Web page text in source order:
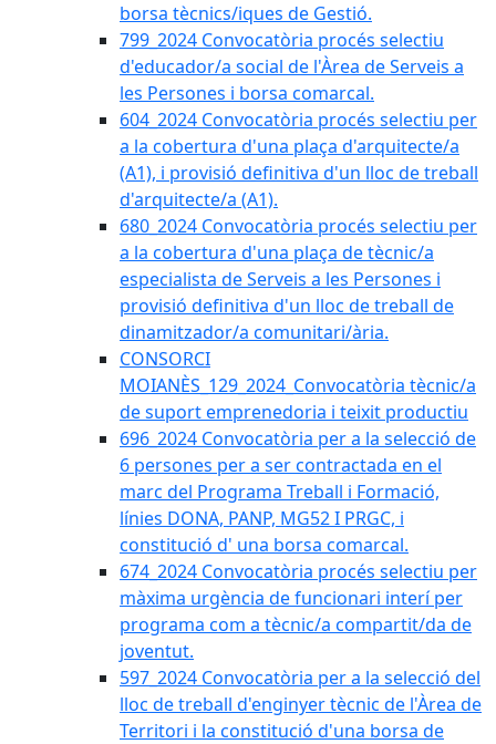
borsa tècnics/iques de Gestió.
799_2024 Convocatòria procés selectiu
d'educador/a social de l'Àrea de Serveis a
les Persones i borsa comarcal.
604_2024 Convocatòria procés selectiu per
a la cobertura d'una plaça d'arquitecte/a
(A1), i provisió definitiva d'un lloc de treball
d'arquitecte/a (A1).
680_2024 Convocatòria procés selectiu per
a la cobertura d'una plaça de tècnic/a
especialista de Serveis a les Persones i
provisió definitiva d'un lloc de treball de
dinamitzador/a comunitari/ària.
CONSORCI
MOIANÈS_129_2024_Convocatòria tècnic/a
de suport emprenedoria i teixit productiu
696_2024 Convocatòria per a la selecció de
6 persones per a ser contractada en el
marc del Programa Treball i Formació,
línies DONA, PANP, MG52 I PRGC, i
constitució d' una borsa comarcal.
674_2024 Convocatòria procés selectiu per
màxima urgència de funcionari interí per
programa com a tècnic/a compartit/da de
joventut.
597_2024 Convocatòria per a la selecció del
lloc de treball d'enginyer tècnic de l'Àrea de
Territori i la constitució d'una borsa de